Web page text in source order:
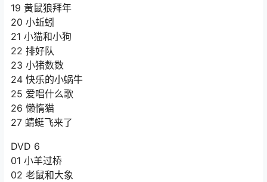
19 黄鼠狼拜年
20 小蚯蚓
21 小猫和小狗
22 排好队
23 小猪数数
24 快乐的小蜗牛
25 爱唱什么歌
26 懒惰猫
27 蜻蜓飞来了
DVD 6
01 小羊过桥
02 老鼠和大象